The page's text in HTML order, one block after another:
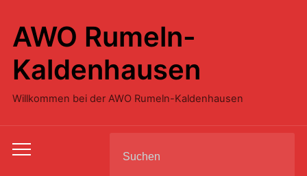
AWO Rumeln-
Kaldenhausen
Willkommen bei der AWO Rumeln-Kaldenhausen
Toggle
for: